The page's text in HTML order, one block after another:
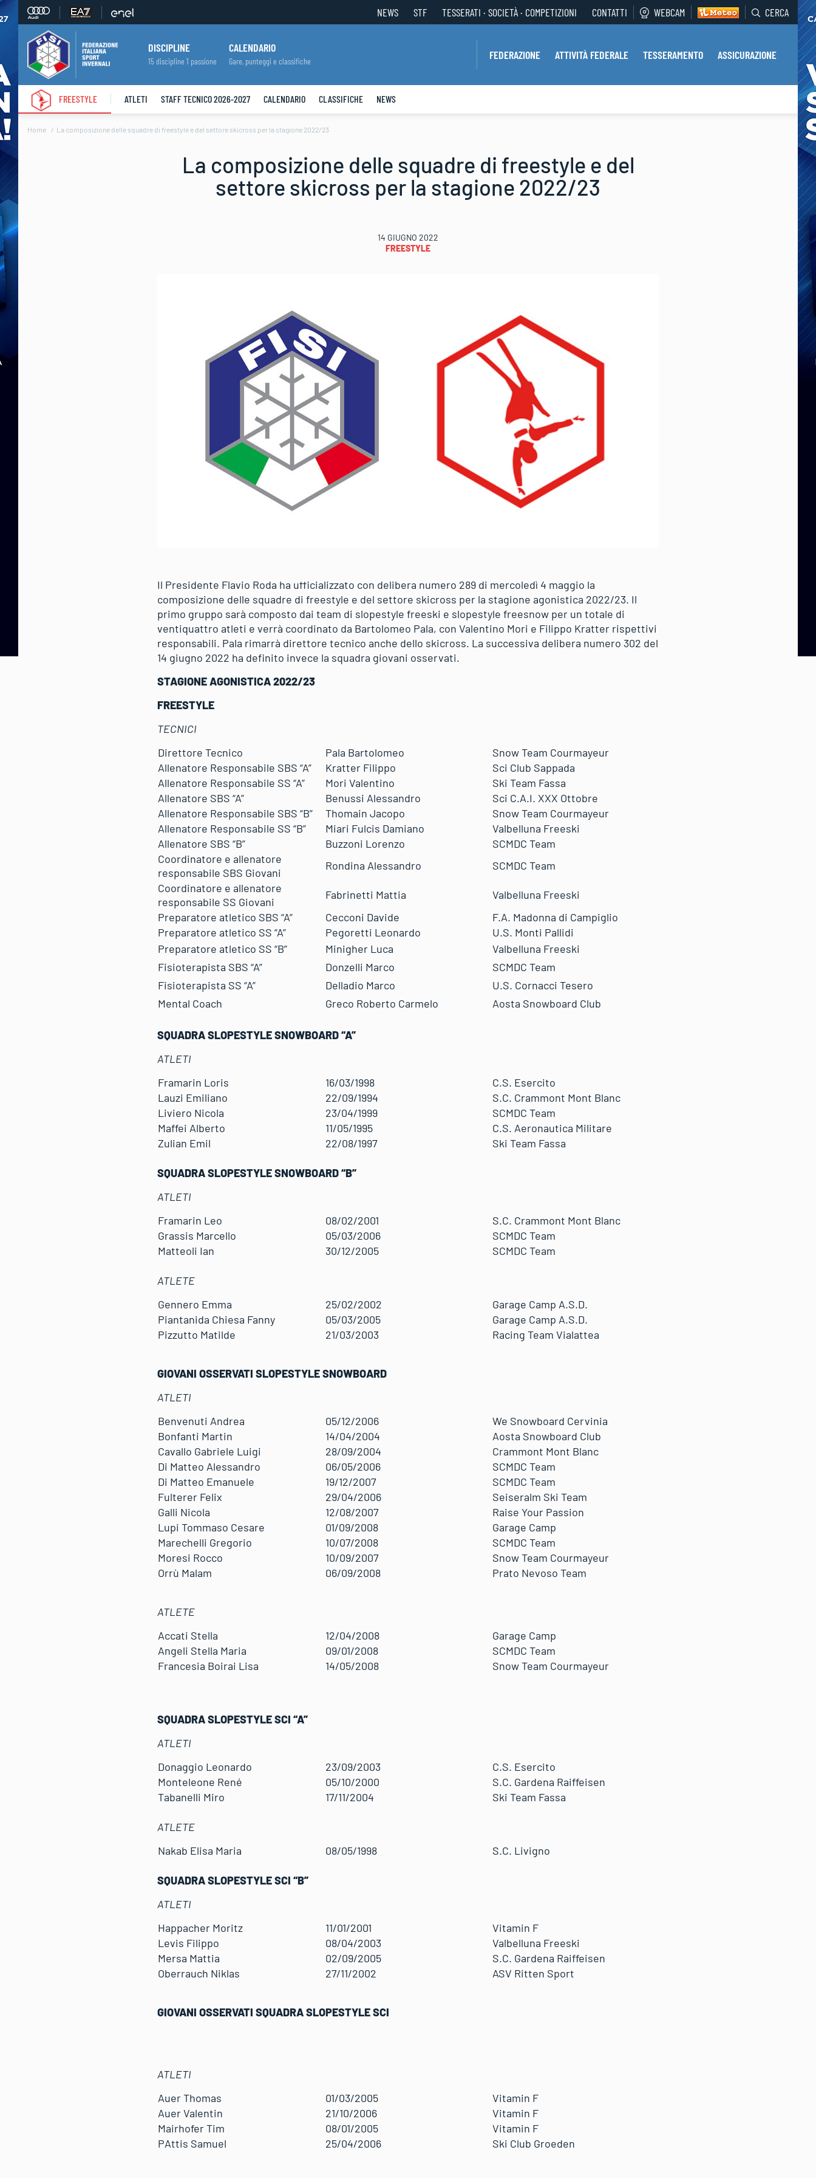
NEWS STF TESSERATI · SOCIETÀ · COMPETIZIONI CONTATTI WEBCAM CERCA
DISCIPLINE
15 discipline 1 passione
CALENDARIO
Gare, punteggi e classifiche FEDERAZIONE ATTIVITÀ FEDERALE TESSERAMENTO ASSICURAZIONE
FREESTYLE ATLETI STAFF TECNICO 2026-2027 CALENDARIO CLASSIFICHE NEWS
Home La composizione delle squadre di freestyle e del settore skicross per la stagione 2022/23
La composizione delle squadre di freestyle e del
settore skicross per la stagione 2022/23
14 GIUGNO 2022
FREESTYLE
Il Presidente Flavio Roda ha ufficializzato con delibera numero 289 di mercoledì 4 maggio la
composizione delle squadre di freestyle e del settore skicross per la stagione agonistica 2022/23. Il
primo gruppo sarà composto dai team di slopestyle freeski e slopestyle freesnow per un totale di
ventiquattro atleti e verrà coordinato da Bartolomeo Pala, con Valentino Mori e Filippo Kratter rispettivi
responsabili. Pala rimarrà direttore tecnico anche dello skicross. La successiva delibera numero 302 del
14 giugno 2022 ha definito invece la squadra giovani osservati.
STAGIONE AGONISTICA 2022/23
FREESTYLE
TECNICI
Direttore Tecnico
Pala Bartolomeo
Snow Team Courmayeur
Allenatore Responsabile SBS “A”
Kratter Filippo
Sci Club Sappada
Allenatore Responsabile SS “A”
Mori Valentino
Ski Team Fassa
Allenatore SBS “A”
Benussi Alessandro
Sci C.A.I. XXX Ottobre
Allenatore Responsabile SBS “B”
Thomain Jacopo
Snow Team Courmayeur
Allenatore Responsabile SS “B”
Miari Fulcis Damiano
Valbelluna Freeski
Allenatore SBS “B”
Buzzoni Lorenzo
SCMDC Team
Coordinatore e allenatore
responsabile SBS Giovani
Rondina Alessandro
SCMDC Team
Coordinatore e allenatore
responsabile SS Giovani
Fabrinetti Mattia
Valbelluna Freeski
Preparatore atletico SBS “A”
Cecconi Davide
F.A. Madonna di Campiglio
Preparatore atletico SS “A”
Pegoretti Leonardo
U.S. Monti Pallidi
Preparatore atletico SS “B”
Minigher Luca
Valbelluna Freeski
Fisioterapista SBS “A”
Donzelli Marco
SCMDC Team
Fisioterapista SS “A”
Delladio Marco
U.S. Cornacci Tesero
Mental Coach
Greco Roberto Carmelo Aosta Snowboard Club
SQUADRA SLOPESTYLE SNOWBOARD “A”
ATLETI
Framarin Loris
16/03/1998
C.S. Esercito
Lauzi Emiliano
22/09/1994
S.C. Crammont Mont Blanc
Liviero Nicola
23/04/1999
SCMDC Team
Maffei Alberto
11/05/1995
C.S. Aeronautica Militare
Zulian Emil
22/08/1997 Ski Team Fassa
SQUADRA SLOPESTYLE SNOWBOARD “B”
ATLETI
Framarin Leo
08/02/2001
S.C. Crammont Mont Blanc
Grassis Marcello
05/03/2006
SCMDC Team
Matteoli Ian
30/12/2005 SCMDC Team
ATLETE
Gennero Emma
25/02/2002
Garage Camp A.S.D.
Piantanida Chiesa Fanny
05/03/2005
Garage Camp A.S.D.
Pizzutto Matilde
21/03/2003 Racing Team Vialattea
GIOVANI OSSERVATI SLOPESTYLE SNOWBOARD
ATLETI
Benvenuti Andrea
05/12/2006
We Snowboard Cervinia
Bonfanti Martin
14/04/2004
Aosta Snowboard Club
Cavallo Gabriele Luigi
28/09/2004
Crammont Mont Blanc
Di Matteo Alessandro
06/05/2006
SCMDC Team
Di Matteo Emanuele
19/12/2007
SCMDC Team
Fulterer Felix
29/04/2006
Seiseralm Ski Team
Galli Nicola
12/08/2007
Raise Your Passion
Lupi Tommaso Cesare
01/09/2008
Garage Camp
Marechelli Gregorio
10/07/2008
SCMDC Team
Moresi Rocco
10/09/2007
Snow Team Courmayeur
Orrù Malam
06/09/2008 Prato Nevoso Team
ATLETE
Accati Stella
12/04/2008
Garage Camp
Angeli Stella Maria
09/01/2008
SCMDC Team
Francesia Boirai Lisa
14/05/2008 Snow Team Courmayeur
SQUADRA SLOPESTYLE SCI “A”
ATLETI
Donaggio Leonardo
23/09/2003
C.S. Esercito
Monteleone René
05/10/2000
S.C. Gardena Raiffeisen
Tabanelli Miro
17/11/2004 Ski Team Fassa
ATLETE
Nakab Elisa Maria
08/05/1998 S.C. Livigno
SQUADRA SLOPESTYLE SCI “B”
ATLETI
Happacher Moritz
11/01/2001
Vitamin F
Levis Filippo
08/04/2003
Valbelluna Freeski
Mersa Mattia
02/09/2005
S.C. Gardena Raiffeisen
Oberrauch Niklas
27/11/2002 ASV Ritten Sport
GIOVANI OSSERVATI SQUADRA SLOPESTYLE SCI
ATLETI
Auer Thomas
01/03/2005
Vitamin F
Auer Valentin
21/10/2006
Vitamin F
Mairhofer Tim
08/01/2005
Vitamin F
PAttis Samuel
25/04/2006 Ski Club Groeden